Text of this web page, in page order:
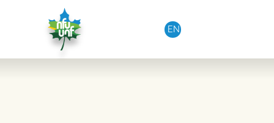
Aller au contenu
EN